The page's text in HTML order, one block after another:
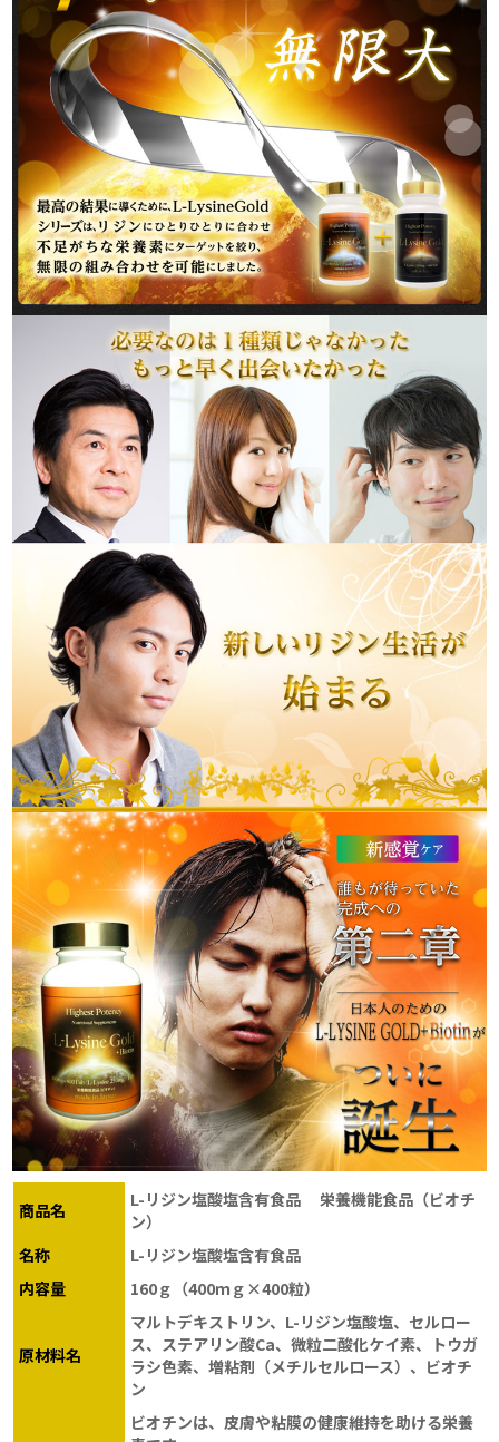
商品名
L-リジン塩酸塩含有食品 栄養機能食品（ビオチ
ン）
名称
L-リジン塩酸塩含有食品
内容量
160ｇ（400ｍｇ×400粒）
原材料名
マルトデキストリン、L-リジン塩酸塩、セルロー
ス、ステアリン酸Ca、微粒二酸化ケイ素、トウガ
ラシ色素、増粘剤（メチルセルロース）、ビオチ
ン
ビオチンは、皮膚や粘膜の健康維持を助ける栄養